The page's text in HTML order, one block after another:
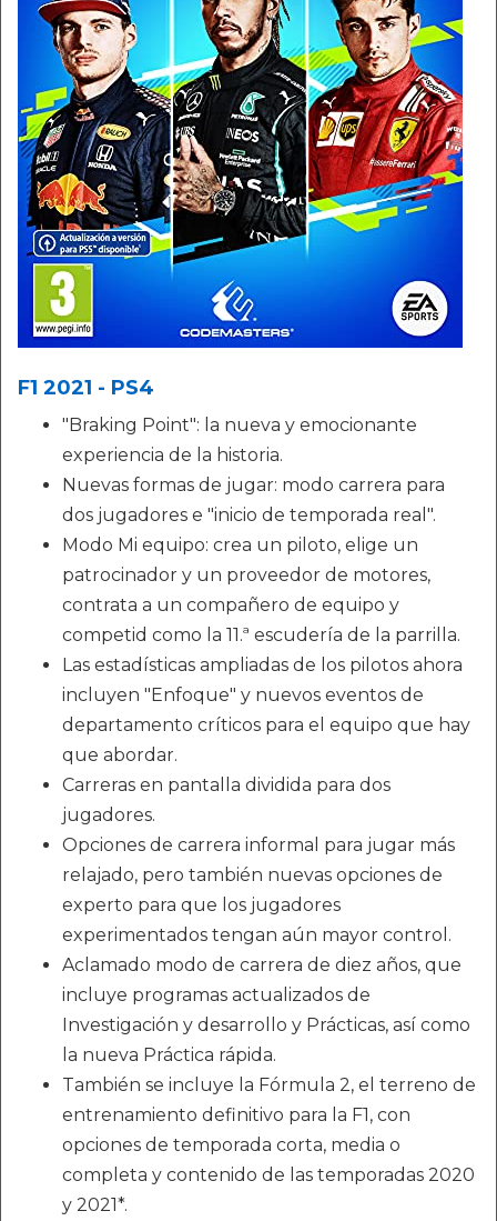
F1 2021 - PS4
"Braking Point": la nueva y emocionante
experiencia de la historia.
Nuevas formas de jugar: modo carrera para
dos jugadores e "inicio de temporada real".
Modo Mi equipo: crea un piloto, elige un
patrocinador y un proveedor de motores,
contrata a un compañero de equipo y
competid como la 11.ª escudería de la parrilla.
Las estadísticas ampliadas de los pilotos ahora
incluyen "Enfoque" y nuevos eventos de
departamento críticos para el equipo que hay
que abordar.
Carreras en pantalla dividida para dos
jugadores.
Opciones de carrera informal para jugar más
relajado, pero también nuevas opciones de
experto para que los jugadores
experimentados tengan aún mayor control.
Aclamado modo de carrera de diez años, que
incluye programas actualizados de
Investigación y desarrollo y Prácticas, así como
la nueva Práctica rápida.
También se incluye la Fórmula 2, el terreno de
entrenamiento definitivo para la F1, con
opciones de temporada corta, media o
completa y contenido de las temporadas 2020
y 2021*.